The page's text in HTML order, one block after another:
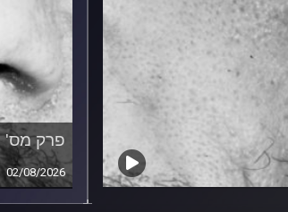
פרק מס' 368
02/08/2026